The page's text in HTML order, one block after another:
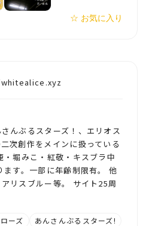
☆ お気に入り
んぶるスターズ！、エリオス
次創作をメインに扱っている
堀みこ・紅敬・キスブラ中
す。一部に年齢制限有。 他
リスブルー等。 サイト25周
ーズ
あんさんぶるスターズ!